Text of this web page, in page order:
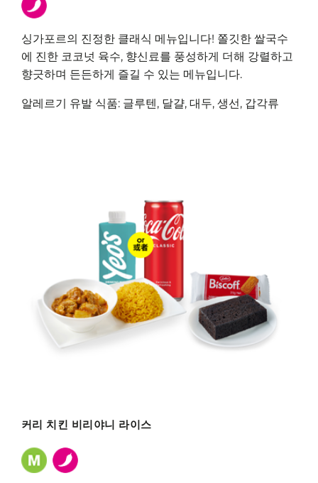
싱가포르의 진정한 클래식 메뉴입니다! 쫄깃한 쌀국수
에 진한 코코넛 육수, 향신료를 풍성하게 더해 강렬하고
향긋하며 든든하게 즐길 수 있는 메뉴입니다.
알레르기 유발 식품: 글루텐, 달걀, 대두, 생선, 갑각류
커리 치킨 비리야니 라이스